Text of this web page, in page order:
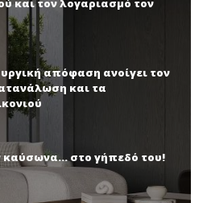
και τον λογαριασμό τον
απόφαση ανοίγει τον
και τα
καύσωνα… στο γήπεδό του!